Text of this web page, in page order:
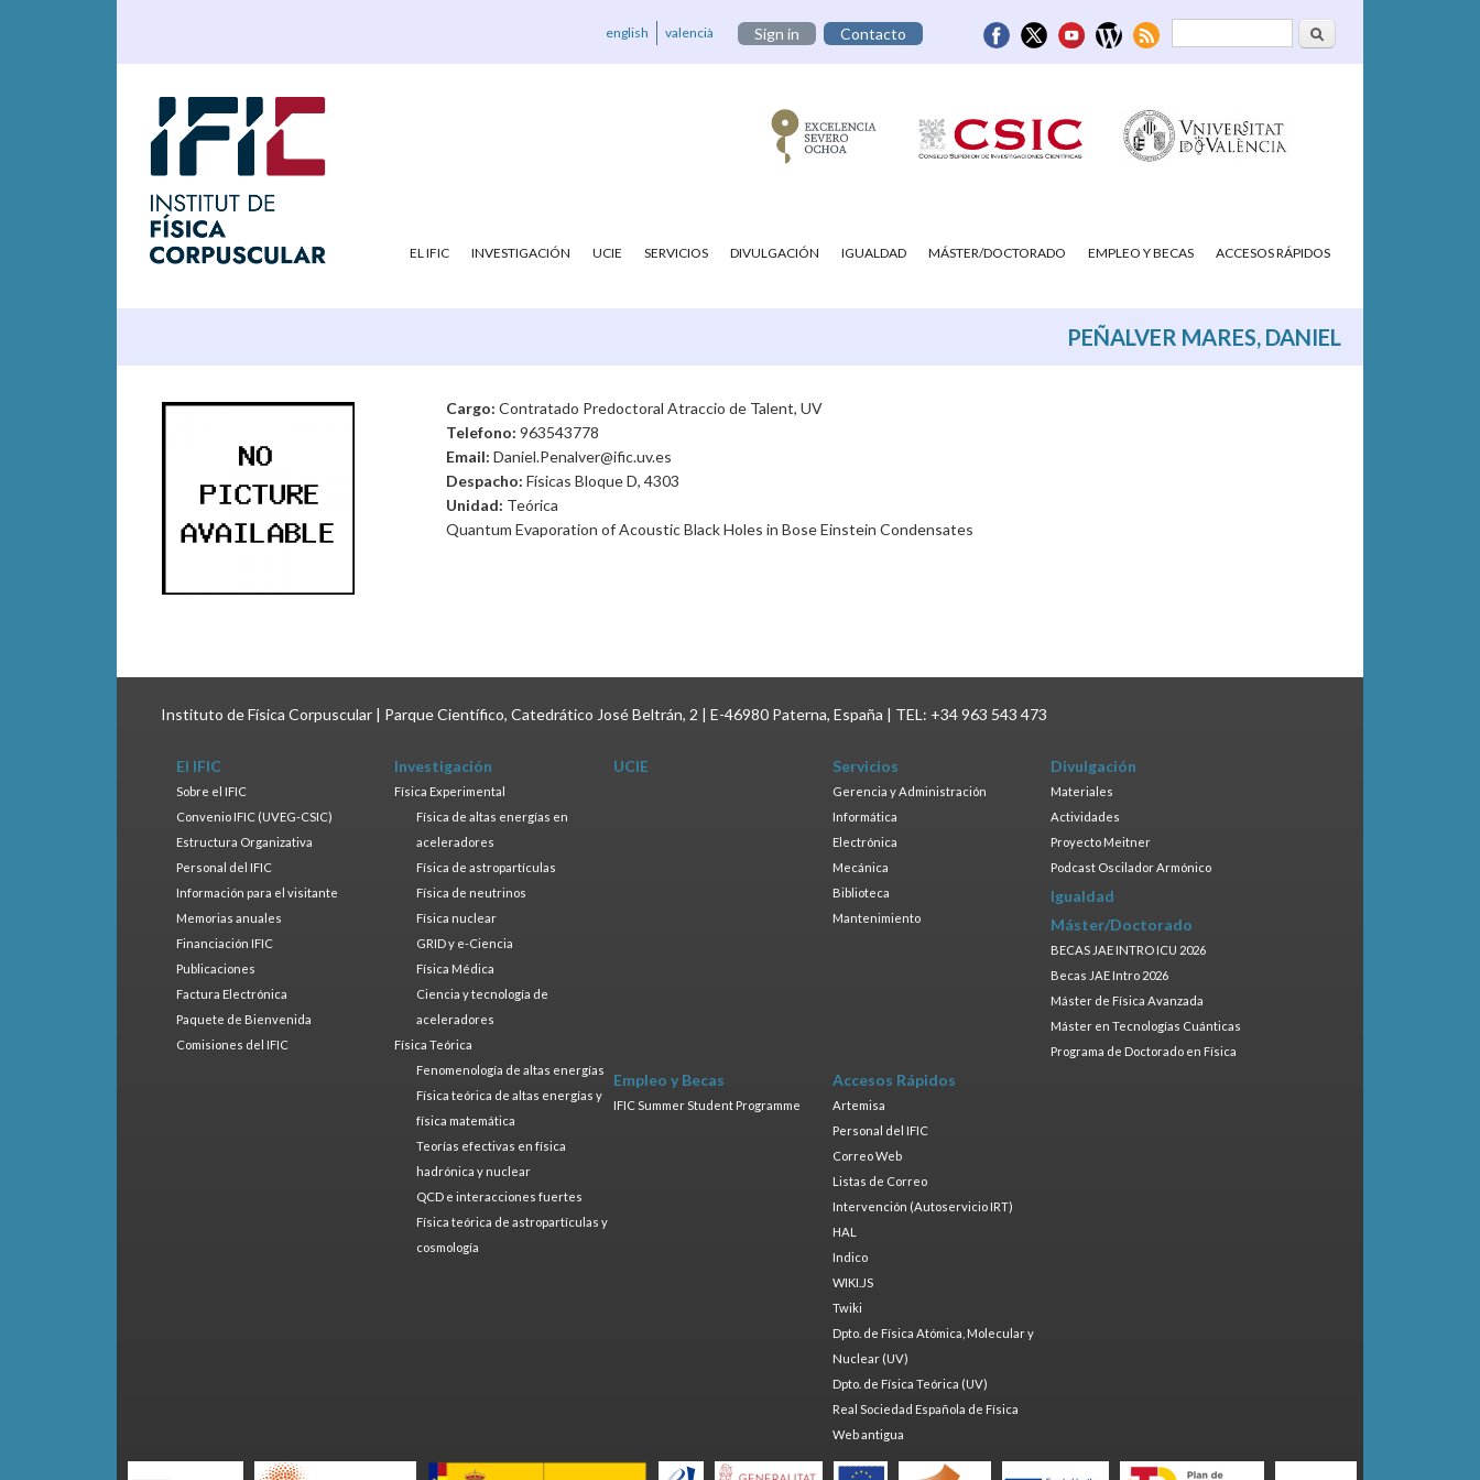
Formulario deBuscar
english valencià Sign in Contacto
EL IFIC INVESTIGACIÓN UCIE SERVICIOS DIVULGACIÓN IGUALDAD MÁSTER/DOCTORADO EMPLEO Y BECAS ACCESOS RÁPIDOS
PEÑALVER MARES, DANIEL
Cargo: Contratado Predoctoral Atraccio de Talent, UV
Telefono: 963543778
Email: Daniel.Penalver@ific.uv.es
Despacho: Físicas Bloque D, 4303
Unidad: Teórica
Quantum Evaporation of Acoustic Black Holes in Bose Einstein Condensates
Instituto de Física Corpuscular | Parque Científico, Catedrático José Beltrán, 2 | E-46980 Paterna, España | TEL: +34 963 543 473
El IFIC
Sobre el IFIC
Convenio IFIC (UVEG-CSIC)
Estructura Organizativa
Personal del IFIC
Información para el visitante
Memorias anuales
Financiación IFIC
Publicaciones
Factura Electrónica
Paquete de Bienvenida
Comisiones del IFIC
Investigación
Física Experimental
Física de altas energías en
aceleradores
Física de astropartículas
Física de neutrinos
Física nuclear
GRID y e-Ciencia
Física Médica
Ciencia y tecnología de
aceleradores
Física Teórica
Fenomenología de altas energías
Física teórica de altas energías y
física matemática
Teorías efectivas en física
hadrónica y nuclear
QCD e interacciones fuertes
Física teórica de astropartículas y
cosmología
UCIE Servicios
Gerencia y Administración
Informática
Electrónica
Mecánica
Biblioteca
Mantenimiento
Divulgación
Materiales
Actividades
Proyecto Meitner
Podcast Oscilador Armónico
Igualdad
Máster/Doctorado
BECAS JAE INTRO ICU 2026
Becas JAE Intro 2026
Máster de Física Avanzada
Máster en Tecnologías Cuánticas
Programa de Doctorado en Física
Empleo y Becas
IFIC Summer Student Programme
Accesos Rápidos
Artemisa
Personal del IFIC
Correo Web
Listas de Correo
Intervención (Autoservicio IRT)
HAL
Indico
WIKI.JS
Twiki
Dpto. de Física Atómica, Molecular y
Nuclear (UV)
Dpto. de Física Teórica (UV)
Real Sociedad Española de Física
Web antigua